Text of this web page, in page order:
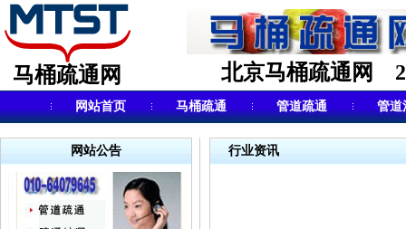
马桶疏通网 北京马桶疏通网
网站首页 马桶疏通 管道疏通 管道
网站公告 行业资讯